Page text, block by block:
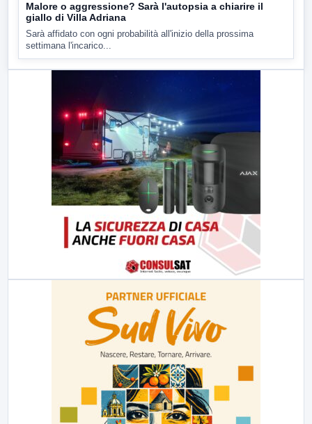
Malore o aggressione? Sarà l'autopsia a chiarire il
giallo di Villa Adriana
Sarà affidato con ogni probabilità all'inizio della prossima
settimana l'incarico...